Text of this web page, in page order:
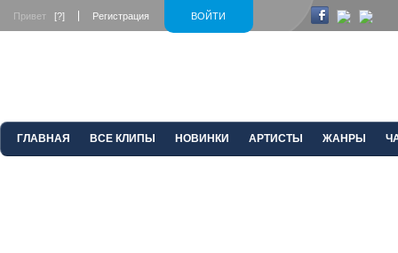
ВОЙТИ
Привет [?] Регистрация
ГЛАВНАЯ ВСЕ КЛИПЫ НОВИНКИ АРТИСТЫ ЖАНРЫ